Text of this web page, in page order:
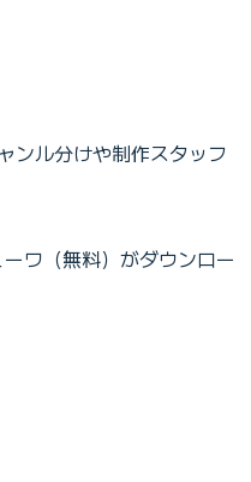
ンル分けや制作スタッフ
ワ（無料）がダウンロー